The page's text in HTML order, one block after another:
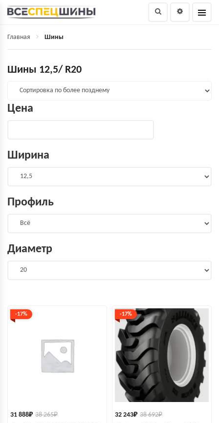
Главная Шины
Шины 12,5/ R20
-17%
38 265₽
31 888₽
-17%
38 692₽
32 243₽
Цена
Ширина
Профиль
Диаметр